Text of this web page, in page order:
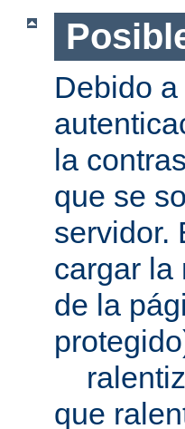
Debido
la
que se
servidor.
cargar la
de la
que